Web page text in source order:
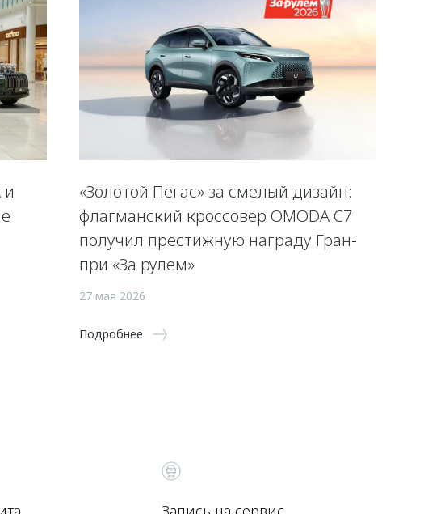
и
«Золотой Пегас» за смелый дизайн:
флагманский кроссовер OMODA C7
получил престижную награду Гран-
при «За рулем»
27 мая 2026
Подробнее